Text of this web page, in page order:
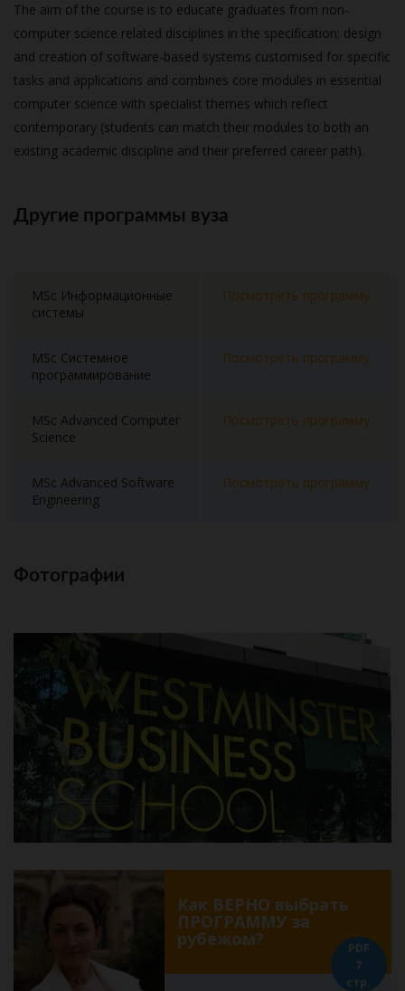
The aim of the course is to educate graduates from non-
computer science related disciplines in the specification; design
and creation of software-based systems customised for specific
tasks and applications and combines core modules in essential
computer science with specialist themes which reflect
contemporary (students can match their modules to both an
existing academic discipline and their preferred career path).
Другие программы вуза
MSc Информационные
системы
Посмотреть программу
MSc Системное
программирование
Посмотреть программу
MSc Advanced Computer
Science
Посмотреть программу
MSc Advanced Software
Engineering
Посмотреть программу
Фотографии
Как ВЕРНО выбрать
ПРОГРАММУ за
рубежом?
PDF
7
стр.